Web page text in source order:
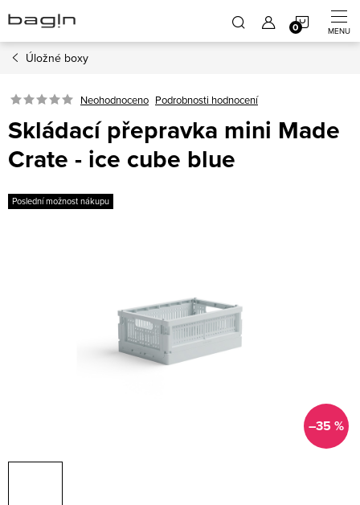
na
obsah
Úložné boxy
Neohodnoceno Podrobnosti hodnocení
Skládací přepravka mini Made
Crate - ice cube blue
Poslední možnost nákupu
–35 %